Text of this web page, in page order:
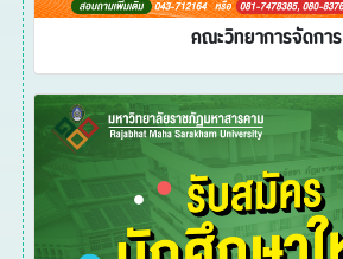
คณะวิทยาการจัดการ